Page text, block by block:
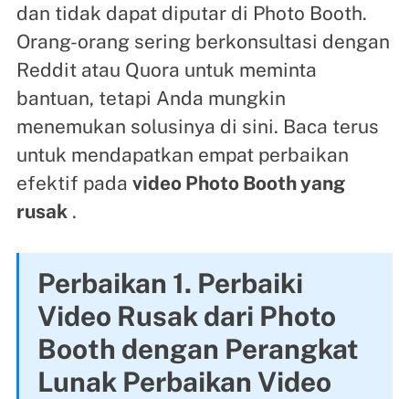
dan tidak dapat diputar di Photo Booth.
Orang-orang sering berkonsultasi dengan
Reddit atau Quora untuk meminta
bantuan, tetapi Anda mungkin
menemukan solusinya di sini. Baca terus
untuk mendapatkan empat perbaikan
efektif pada video Photo Booth yang
rusak.
Perbaikan 1. Perbaiki
Video Rusak dari Photo
Booth dengan Perangkat
Lunak Perbaikan Video